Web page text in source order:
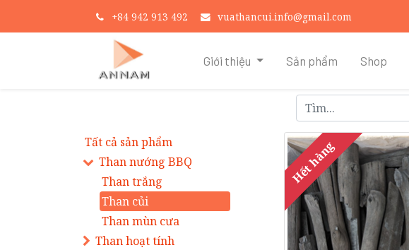
+84 942 913 492 vuathancui.info@gmail.com
Giới thiệu Sản phẩm Shop
Tất cả sản phẩm
Than nướng BBQ
Than trắng
Than củi
Than mùn cưa
Than hoạt tính
Hết hàng